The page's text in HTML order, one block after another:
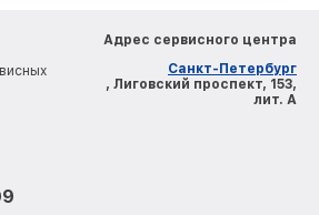
Адрес сервисного центра
Санкт-Петербург
, Лиговский проспект, 153,
лит. А